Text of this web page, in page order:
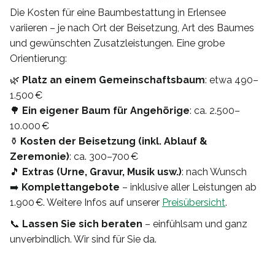
Die Kosten für eine Baumbestattung in Erlensee
variieren – je nach Ort der Beisetzung, Art des Baumes
und gewünschten Zusatzleistungen. Eine grobe
Orientierung:
🌿 Platz an einem Gemeinschaftsbaum: etwa 490–
1.500 €
🌳 Ein eigener Baum für Angehörige: ca. 2.500–
10.000 €
⚱️ Kosten der Beisetzung (inkl. Ablauf &
Zeremonie): ca. 300–700 €
🎵 Extras (Urne, Gravur, Musik usw.): nach Wunsch
➡️ Komplettangebote – inklusive aller Leistungen ab
1.900 €. Weitere Infos auf unserer Preisübersicht.
📞 Lassen Sie sich beraten – einfühlsam und ganz
unverbindlich. Wir sind für Sie da.